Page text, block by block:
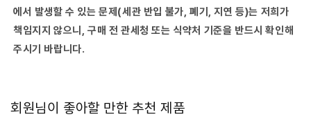
에서 발생할 수 있는 문제(세관 반입 불가, 폐기, 지연 등)는 저희가
책임지지 않으니, 구매 전 관세청 또는 식약처 기준을 반드시 확인해
주시기 바랍니다.
회원님이 좋아할 만한 추천 제품